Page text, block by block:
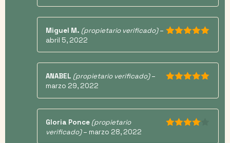
Miguel M. (propietario verificado) –
abril 5, 2022
ANABEL (propietario verificado) –
marzo 29, 2022
Gloria Ponce (propietario
verificado) – marzo 28, 2022